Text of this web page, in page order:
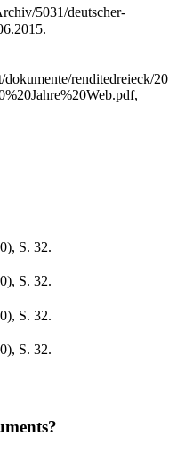
5031/deutscher-
renditedreieck/
S. 32.
S. 32.
S. 32.
S. 32.